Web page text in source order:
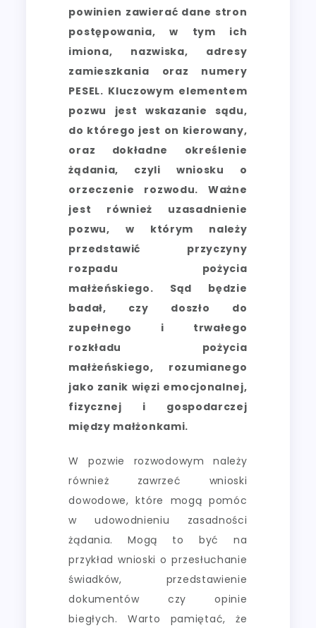
powinien zawierać dane stron
postępowania, w tym ich
imiona, nazwiska, adresy
zamieszkania oraz numery
PESEL. Kluczowym elementem
pozwu jest wskazanie sądu,
do którego jest on kierowany,
oraz dokładne określenie
żądania, czyli wniosku o
orzeczenie rozwodu. Ważne
jest również uzasadnienie
pozwu, w którym należy
przedstawić przyczyny
rozpadu pożycia
małżeńskiego. Sąd będzie
badał, czy doszło do
zupełnego i trwałego
rozkładu pożycia
małżeńskiego, rozumianego
jako zanik więzi emocjonalnej,
fizycznej i gospodarczej
między małżonkami.
W pozwie rozwodowym należy
również zawrzeć wnioski
dowodowe, które mogą pomóc
w udowodnieniu zasadności
żądania. Mogą to być na
przykład wnioski o przesłuchanie
świadków, przedstawienie
dokumentów czy opinie
biegłych. Warto pamiętać, że